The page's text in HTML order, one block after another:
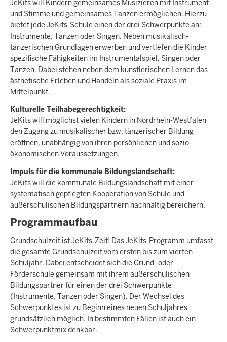
JeKits will Kindern gemeinsames Musizieren mit Instrument
und Stimme und gemeinsames Tanzen ermöglichen. Hierzu
bietet jede JeKits-Schule einen der drei Schwerpunkte an:
Instrumente, Tanzen oder Singen. Neben musikalisch-
tänzerischen Grundlagen erwerben und vertiefen die Kinder
spezifische Fähigkeiten im Instrumentalspiel, Singen oder
Tanzen. Dabei stehen neben dem künstlerischen Lernen das
ästhetische Erleben und Handeln als soziale Praxis im
Mittelpunkt.
Kulturelle Teilhabegerechtigkeit:
JeKits will möglichst vielen Kindern in Nordrhein-Westfalen
den Zugang zu musikalischer bzw. tänzerischer Bildung
eröffnen, unabhängig von ihren persönlichen und sozio-
ökonomischen Voraussetzungen.
Impuls für die kommunale Bildungslandschaft:
JeKits will die kommunale Bildungslandschaft mit einer
systematisch gepflegten Kooperation von Schule und
außerschulischen Bildungspartnern nachhaltig bereichern.
Programmaufbau
Grundschulzeit ist JeKits-Zeit! Das JeKits-Programm umfasst
die gesamte Grundschulzeit vom ersten bis zum vierten
Schuljahr. Dabei entscheidet sich die Grund- oder
Förderschule gemeinsam mit ihrem außerschulischen
Bildungspartner für einen der drei Schwerpunkte
(Instrumente, Tanzen oder Singen). Der Wechsel des
Schwerpunktes ist zu Beginn eines neuen Schuljahres
grundsätzlich möglich. In bestimmten Fällen ist auch ein
Schwerpunktmix denkbar.